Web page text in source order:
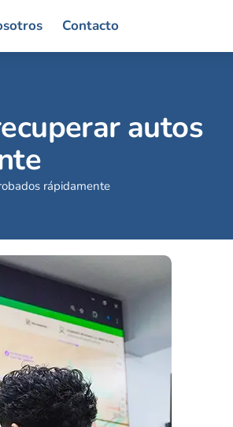
Contacto
autos
rápidamente